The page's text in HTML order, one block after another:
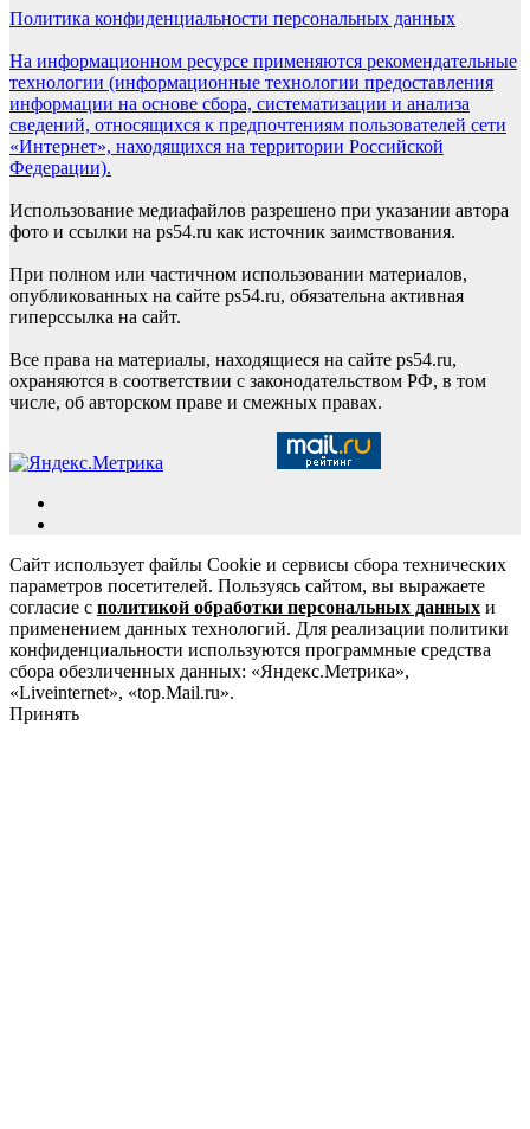
Политика конфиденциальности персональных данных
На информационном ресурсе применяются рекомендательные
технологии (информационные технологии предоставления
информации на основе сбора, систематизации и анализа
сведений, относящихся к предпочтениям пользователей сети
«Интернет», находящихся на территории Российской
Федерации).
Использование медиафайлов разрешено при указании автора
фото и ссылки на ps54.ru как источник заимствования.
При полном или частичном использовании материалов,
опубликованных на сайте ps54.ru, обязательна активная
гиперссылка на сайт.
Все права на материалы, находящиеся на сайте ps54.ru,
охраняются в соответствии с законодательством РФ, в том
числе, об авторском праве и смежных правах.
Сайт использует файлы Cookie и сервисы сбора технических
параметров посетителей. Пользуясь сайтом, вы выражаете
согласие с политикой обработки персональных данных и
применением данных технологий. Для реализации политики
конфиденциальности используются программные средства
сбора обезличенных данных: «Яндекс.Метрика»,
«Liveinternet», «top.Mail.ru».
Принять